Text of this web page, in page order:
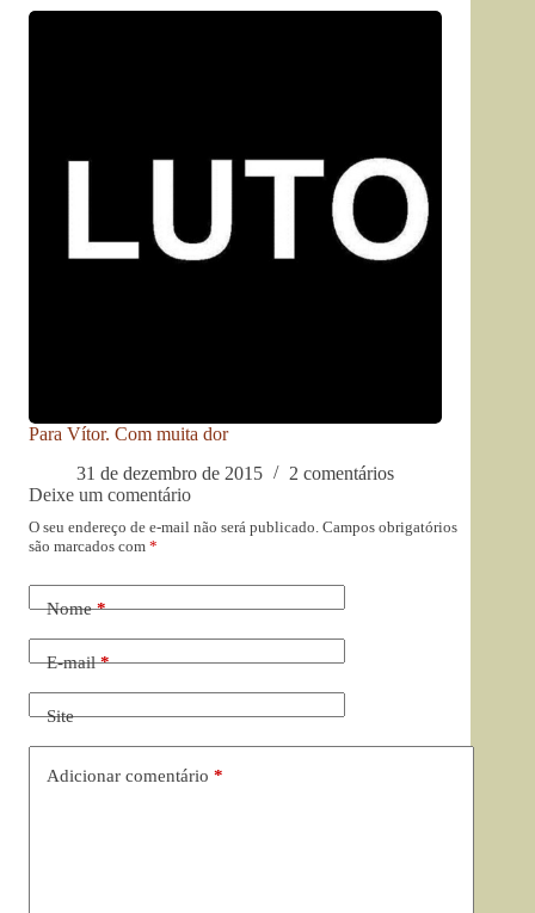
Para Vítor. Com muita dor
31 de dezembro de 2015
2 comentários
Deixe um comentário
O seu endereço de e-mail não será publicado. Campos obrigatórios
são marcados com *
Nome*
E-mail*
Site
Adicionar comentário *